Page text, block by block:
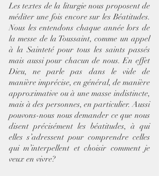
Les textes de la liturgie nous proposent de
méditer une fois encore sur les Béatitudes.
Nous les entendons chaque année lors de
la messe de la Toussaint, comme un appel
à la Sainteté pour tous les saints passés
mais aussi pour chacun de nous. En effet
Dieu, ne parle pas dans le vide de
manière imprécise, en général, de manière
approximative ou à une masse indistincte,
mais à des personnes, en particulier. Aussi
pouvons-nous nous demander ce que nous
disent précisément les béatitudes, à qui
elles s’adressent pour comprendre celles
qui m’interpellent et choisir comment je
veux en vivre?